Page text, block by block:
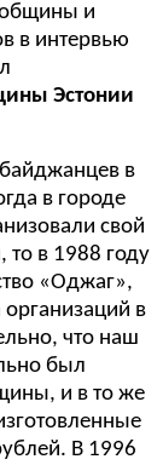
общины и
в интервью
Эстонии
в
в городе
свой
то в 1988 году
«Оджаг»,
в
что наш
был
и в то же
В 1996